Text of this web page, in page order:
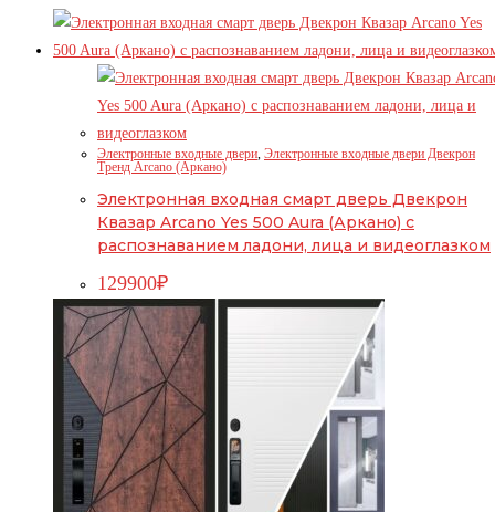
Электронные входные двери Электронные входные двери Двекрон
Тренд Arcano (Аркано)
Электронная входная смарт дверь Двекрон
Квазар Arcano Yes 500 Aura (Аркано) с
распознаванием ладони, лица и видеоглазком
129900₽